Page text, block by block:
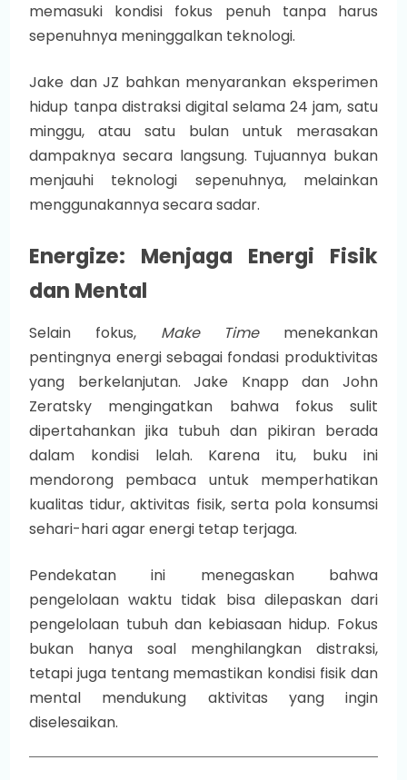
memasuki kondisi fokus penuh tanpa harus
sepenuhnya meninggalkan teknologi.
Jake dan JZ bahkan menyarankan eksperimen
hidup tanpa distraksi digital selama 24 jam, satu
minggu, atau satu bulan untuk merasakan
dampaknya secara langsung. Tujuannya bukan
menjauhi teknologi sepenuhnya, melainkan
menggunakannya secara sadar.
Energize: Menjaga Energi Fisik
dan Mental
Selain fokus, Make Timemenekankan
pentingnya energi sebagai fondasi produktivitas
yang berkelanjutan. Jake Knapp dan John
Zeratsky mengingatkan bahwa fokus sulit
dipertahankan jika tubuh dan pikiran berada
dalam kondisi lelah. Karena itu, buku ini
mendorong pembaca untuk memperhatikan
kualitas tidur, aktivitas fisik, serta pola konsumsi
sehari-hari agar energi tetap terjaga.
Pendekatan ini menegaskan bahwa
pengelolaan waktu tidak bisa dilepaskan dari
pengelolaan tubuh dan kebiasaan hidup. Fokus
bukan hanya soal menghilangkan distraksi,
tetapi juga tentang memastikan kondisi fisik dan
mental mendukung aktivitas yang ingin
diselesaikan.